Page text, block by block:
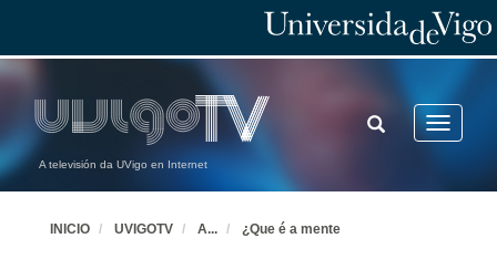
A televisión da UVigo en Internet
Toggle
TOGGLE
SEARCH
INICIO UVIGOTV A... ¿Que é a mente